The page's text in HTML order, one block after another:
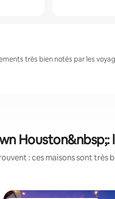
très bien notés par les
Houston&nbsp;:
: ces maisons sont